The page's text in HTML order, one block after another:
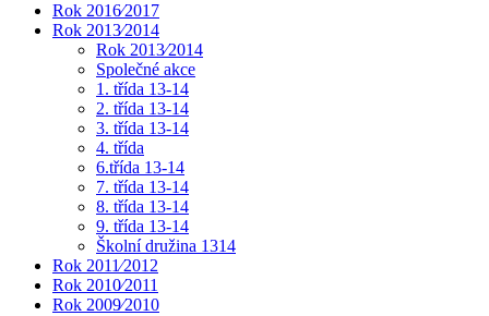
Rok 2016⁄2017
Rok 2013⁄2014
Rok 2013⁄2014
Společné akce
1. třída 13-14
2. třída 13-14
3. třída 13-14
4. třída
6.třída 13-14
7. třída 13-14
8. třída 13-14
9. třída 13-14
Školní družina 1314
Rok 2011⁄2012
Rok 2010⁄2011
Rok 2009⁄2010